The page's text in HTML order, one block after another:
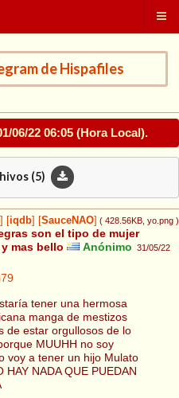
de Hispafiles
06/22 06:05 (Hora Local).
(5)
iqdb SauceNAO ( 428.56KB , yo.png )
son el tipo de mujer
mas bello
Anónimo 31/05/22
tener una hermosa
manga de mestizos
de estar orgullosos de lo
MUUHH no soy
voy a tener un hijo Mulato
NADA QUE PUEDAN